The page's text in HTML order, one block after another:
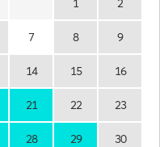
1 2
7 8 9
14 15 16
21 22 23
28 29 30